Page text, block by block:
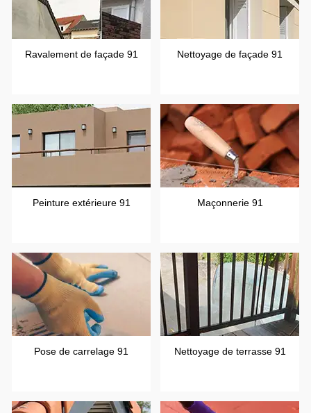
Ravalement de façade 91 Nettoyage de façade 91
Peinture extérieure 91 Maçonnerie 91
Pose de carrelage 91 Nettoyage de terrasse 91